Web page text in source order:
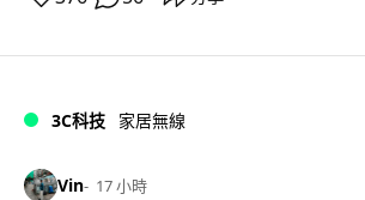
3C科技 家居無線
Vin 17 小時